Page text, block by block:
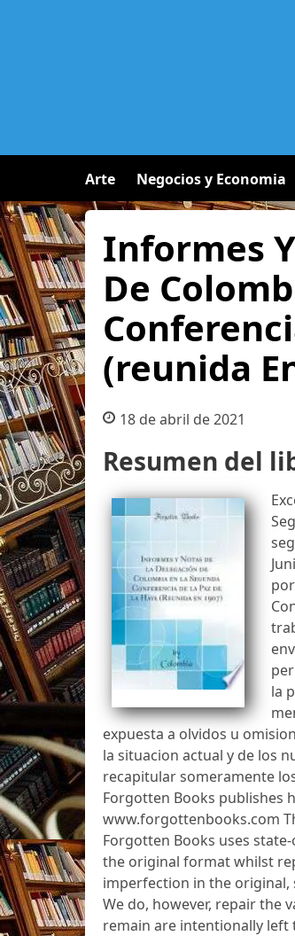
Arte Negocios y Economia
Informes
De
(reunida
18 de abril de 2021
Resumen del
la
expuesta a olvidos u
la situacion actual y de los
recapitular someramente
Forgotten Books publishes
www.forgottenbooks.com
Forgotten Books uses
the original format whilst
imperfection in the original,
We do, however, repair the
remain are intentionally left